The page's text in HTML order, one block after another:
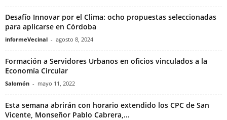
Desafío Innovar por el Clima: ocho propuestas seleccionadas
para aplicarse en Córdoba
informeVecinal - agosto 8, 2024
Formación a Servidores Urbanos en oficios vinculados a la
Economía Circular
Salomón - mayo 11, 2022
Esta semana abrirán con horario extendido los CPC de San
Vicente, Monseñor Pablo Cabrera,...